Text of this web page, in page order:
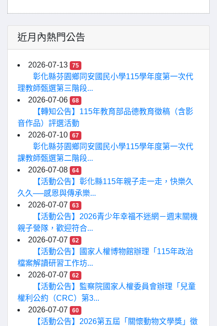
近月內熱門公告
2026-07-13 75
彰化縣芬園鄉同安國民小學115學年度第一次代
理教師甄選第三階段...
2026-07-06
68
【轉知公告】115年教育部品德教育徵稿（含影
音作品）評選活動
2026-07-10
67
彰化縣芬園鄉同安國民小學115學年度第一次代
課教師甄選第二階段...
2026-07-08
64
【活動公告】彰化縣115年親子走一走，快樂久
久久──感恩與傳承樂...
2026-07-07
63
【活動公告】2026青少年幸福不迷網－週末關機
親子營隊，歡迎符合...
2026-07-07
62
【活動公告】國家人權博物館辦理「115年政治
檔案解讀研習工作坊...
2026-07-07
62
【活動公告】監察院國家人權委員會辦理「兒童
權利公約（CRC）第3...
2026-07-07
60
【活動公告】2026第五屆「關懷動物文學獎」徵